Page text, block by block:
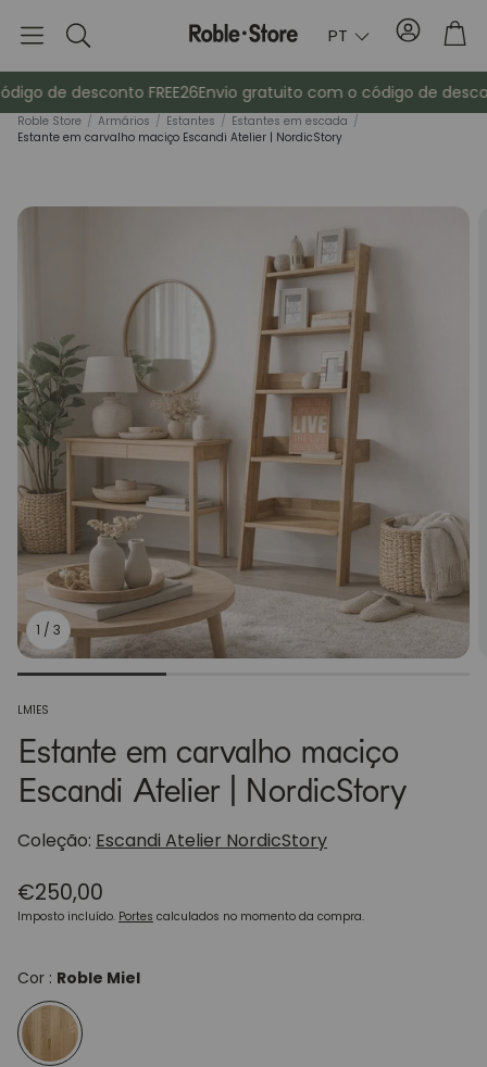
Pesquisa PT Conta
Aparadores
Armários Mesas de
Bengaleiros
de desconto FREE26Envio gratuito com o código de
Roble Store / Armários / Estantes / Estantes em escada /
Estante em carvalho maciço Escandi Atelier | NordicStory
1 / 3
SKU:
LM1ES
Estante em carvalho maciço
Escandi Atelier | NordicStory
Coleção: Escandi Atelier NordicStory
Preço
normal
€250,00
Imposto incluído. Portes calculados no momento da compra.
Cor : Roble Miel